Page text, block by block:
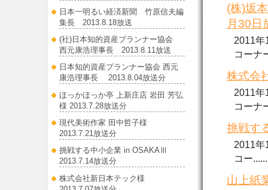
(株)坂
月30日
2011年
コーナ
株式会
2011年
コーナ
挑戦す
2011年
コー......
山上紙
日本一明るい経済新聞 竹原信夫編
集長 2013.8.18放送
(社)日本知的資産プランナー協会
西元康浩理事長 2013.8.11放送
日本知的資産プランナー協会 西元
康浩理事長 2013.8.04放送分
ほっかほっか亭 上新庄店 岩田 芳弘
様 2013.7.28放送分
現代美術作家 田中哲子様
2013.7.21放送分
挑戦する中小企業 in OSAKAⅢ
2013.7.14放送分
株式会社新日本テック様